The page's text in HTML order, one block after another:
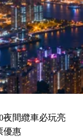
夜間纜車必玩亮
優惠